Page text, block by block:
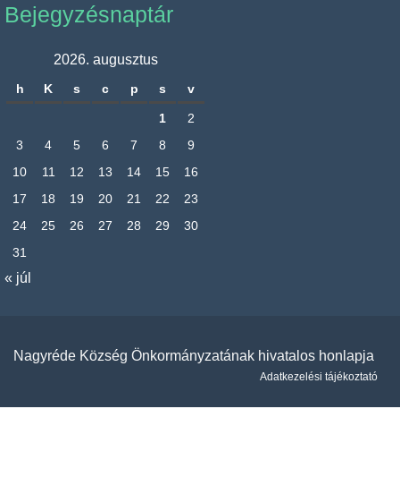
Bejegyzésnaptár
2026. augusztus
h K s c p s v
1
2
3
4 5 6 7 8
9
10
11 12 13 14 15
16
17
18 19 20 21 22
23
24
25 26 27 28 29
30
31
« júl
Nagyréde Község Önkormányzatának hivatalos honlapja
Adatkezelési tájékoztató